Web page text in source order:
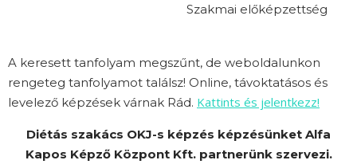
Szakmai előképzettség
A keresett tanfolyam megszűnt, de weboldalunkon
rengeteg tanfolyamot találsz! Online, távoktatásos és
levelező képzések várnak Rád. Kattints és jelentkezz!
Diétás szakács OKJ-s képzés képzésünket Alfa
Kapos Képző Központ Kft. partnerünk szervezi.